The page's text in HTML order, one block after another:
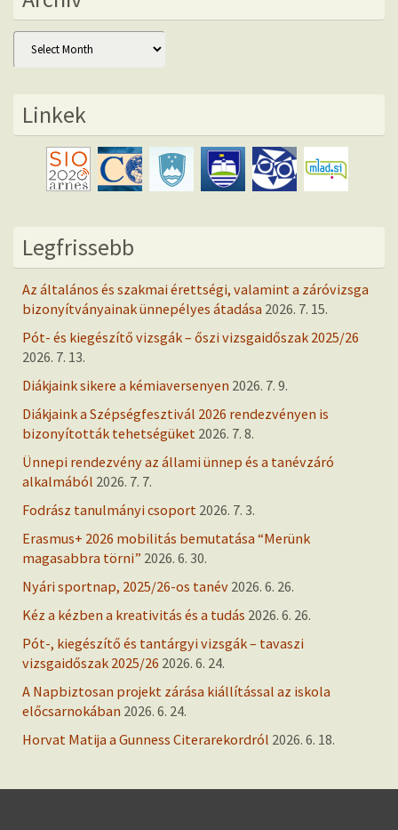
Archív
Linkek
Legfrissebb
Az általános és szakmai érettségi, valamint a záróvizsga
bizonyítványainak ünnepélyes átadása 2026. 7. 15.
Pót- és kiegészítő vizsgák – őszi vizsgaidőszak 2025/26
2026. 7. 13.
Diákjaink sikere a kémiaversenyen 2026. 7. 9.
Diákjaink a Szépségfesztivál 2026 rendezvényen is
bizonyították tehetségüket 2026. 7. 8.
Ünnepi rendezvény az állami ünnep és a tanévzáró
alkalmából 2026. 7. 7.
Fodrász tanulmányi csoport 2026. 7. 3.
Erasmus+ 2026 mobilitás bemutatása “Merünk
magasabbra törni” 2026. 6. 30.
Nyári sportnap, 2025/26-os tanév 2026. 6. 26.
Kéz a kézben a kreativitás és a tudás 2026. 6. 26.
Pót-, kiegészítő és tantárgyi vizsgák – tavaszi
vizsgaidőszak 2025/26 2026. 6. 24.
A Napbiztosan projekt zárása kiállítással az iskola
előcsarnokában 2026. 6. 24.
Horvat Matija a Gunness Citerarekordról 2026. 6. 18.